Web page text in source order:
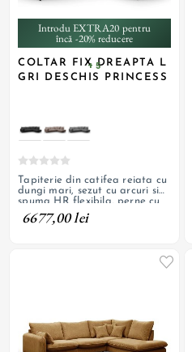
Introdu EXTRA20 pentru
încă -20% reducere
COLTAR FIX DREAPTA L
GRI DESCHIS PRINCESS
+ 5
Tapiterie din catifea reiata cu
dungi mari, sezut cu arcuri si
spuma HR flexibila, perne cu
fermoar, picioare metalice
decorative
6677,00 lei